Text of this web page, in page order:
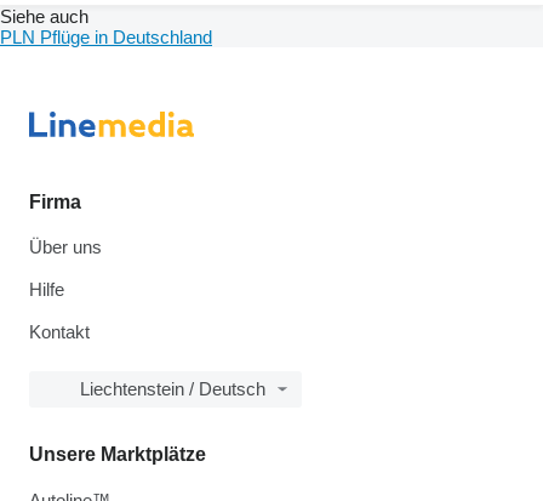
Siehe auch
PLN Pflüge in Deutschland
Firma
Über uns
Hilfe
Kontakt
Liechtenstein / Deutsch
Unsere Marktplätze